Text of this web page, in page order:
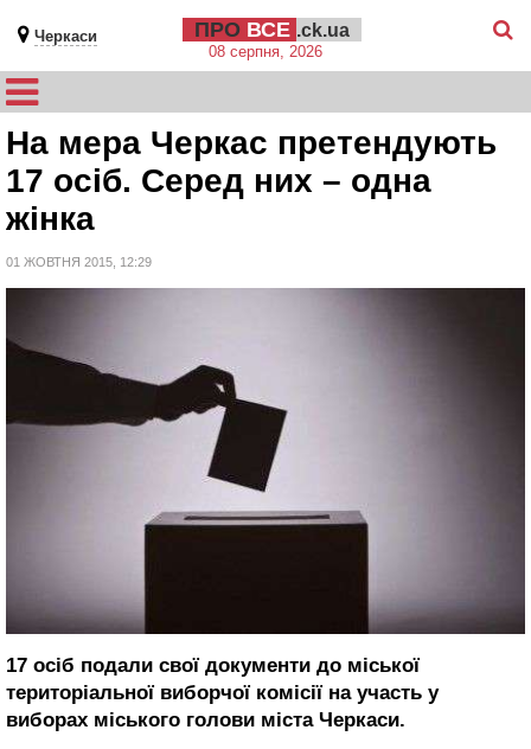
Черкаси ПРО ВСЕ .ck.ua
08 серпня, 2026
На мера Черкас претендують
17 осіб. Серед них – одна
жінка
01 ЖОВТНЯ 2015, 12:29
17 осіб подали свої документи до міської
територіальної виборчої комісії на участь у
виборах міського голови міста Черкаси.